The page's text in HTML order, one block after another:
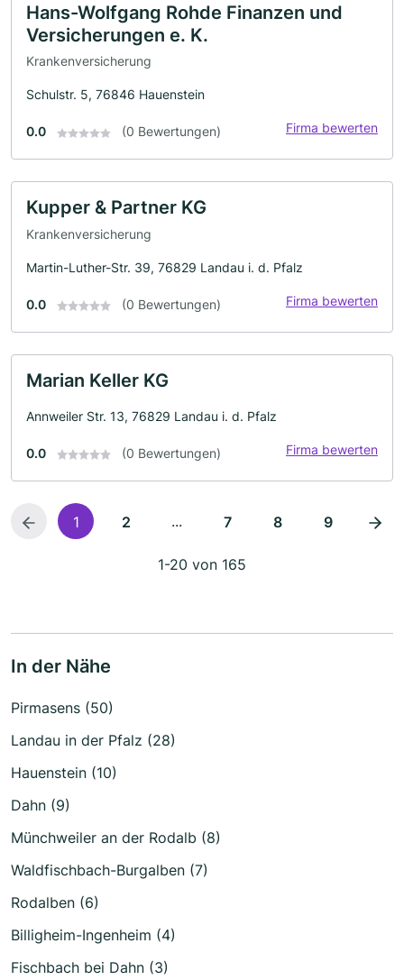
Hans-Wolfgang Rohde Finanzen und
Versicherungen e. K.
Krankenversicherung
Schulstr. 5, 76846 Hauenstein
0.0 (0 Bewertungen) Firma bewerten
Kupper & Partner KG
Krankenversicherung
Martin-Luther-Str. 39, 76829 Landau i. d. Pfalz
0.0 (0 Bewertungen) Firma bewerten
Marian Keller KG
Annweiler Str. 13, 76829 Landau i. d. Pfalz
0.0 (0 Bewertungen) Firma bewerten
1 2 ... 7 8 9
1-20 von 165
In der Nähe
Pirmasens (50)
Landau in der Pfalz (28)
Hauenstein (10)
Dahn (9)
Münchweiler an der Rodalb (8)
Waldfischbach-Burgalben (7)
Rodalben (6)
Billigheim-Ingenheim (4)
Fischbach bei Dahn (3)